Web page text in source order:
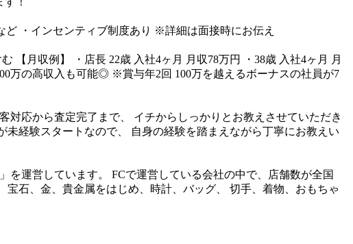
ど ・インセンティブ制度あり ※詳細は面接時にお伝え
【月収例】 ・店長 22歳 入社4ヶ月 月収78万円
・38歳 入社4ヶ月 月
万の高収入も可能◎ ※賞与年2回 100万を越えるボーナスの社員が7
対応から査定完了まで、
イチからしっかりとお教えさせていただき
未経験スタートなので、
自身の経験を踏まえながら丁寧にお教えい
を運営しています。
FCで運営している会社の中で、店舗数が全国
宝石、金、貴金属をはじめ、時計、バッグ、
切手、着物、おもちゃ